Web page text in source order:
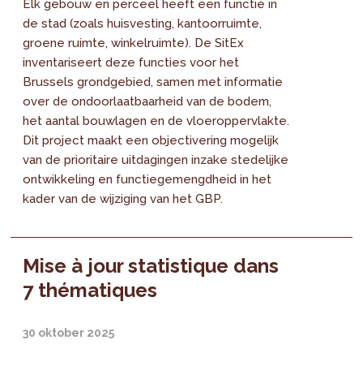
Elk gebouw en perceel heeft een functie in
de stad (zoals huisvesting, kantoorruimte,
groene ruimte, winkelruimte). De SitEx
inventariseert deze functies voor het
Brussels grondgebied, samen met informatie
over de ondoorlaatbaarheid van de bodem,
het aantal bouwlagen en de vloeroppervlakte.
Dit project maakt een objectivering mogelijk
van de prioritaire uitdagingen inzake stedelijke
ontwikkeling en functiegemengdheid in het
kader van de wijziging van het GBP.
Mise à jour statistique dans
7 thématiques
30 oktober 2025